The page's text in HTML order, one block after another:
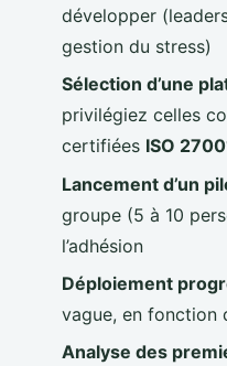
développer
gestion du stress)
Sélection d’une
privilégiez celles
certifiées ISO
Lancement d’un
groupe (5 à 10
l’adhésion
Déploiement
vague, en fonction
Analyse des